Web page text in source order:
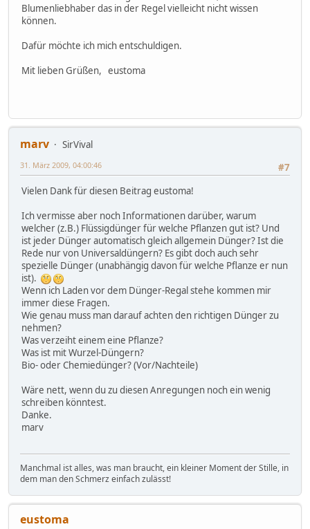
Blumenliebhaber das in der Regel vielleicht nicht wissen
können.
Dafür möchte ich mich entschuldigen.
Mit lieben Grüßen, eustoma
marv
SirVival
#7
31. März 2009, 04:00:46
Vielen Dank für diesen Beitrag eustoma!
Ich vermisse aber noch Informationen darüber, warum
welcher (z.B.) Flüssigdünger für welche Pflanzen gut ist? Und
ist jeder Dünger automatisch gleich allgemein Dünger? Ist die
Rede nur von Universaldüngern? Es gibt doch auch sehr
spezielle Dünger (unabhängig davon für welche Pflanze er nun
ist).
Wenn ich Laden vor dem Dünger-Regal stehe kommen mir
immer diese Fragen.
Wie genau muss man darauf achten den richtigen Dünger zu
nehmen?
Was verzeiht einem eine Pflanze?
Was ist mit Wurzel-Düngern?
Bio- oder Chemiedünger? (Vor/Nachteile)
Wäre nett, wenn du zu diesen Anregungen noch ein wenig
schreiben könntest.
Danke.
marv
Manchmal ist alles, was man braucht, ein kleiner Moment der Stille, in
dem man den Schmerz einfach zulässt!
eustoma